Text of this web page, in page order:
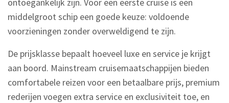
middelgroot schip een goede keuze: voldoende
voorzieningen zonder overweldigend te zijn.
De prijsklasse bepaalt hoeveel luxe en service je krijgt
aan boord. Mainstream cruisemaatschappijen bieden
comfortabele reizen voor een betaalbare prijs, premium
rederijen voegen extra service en exclusiviteit toe, en